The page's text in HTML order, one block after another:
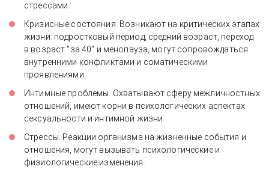
стрессами.
Кризисные состояния. Возникают на критических этапах
жизни: подростковый период, средний возраст, переход
в возраст "за 40" и менопауза, могут сопровождаться
внутренними конфликтами и соматическими
проявлениями.
Интимные проблемы. Охватывают сферу межличностных
отношений, имеют корни в психологических аспектах
сексуальности и интимной жизни.
Стрессы. Реакции организма на жизненные события и
отношения, могут вызывать психологические и
физиологические изменения.